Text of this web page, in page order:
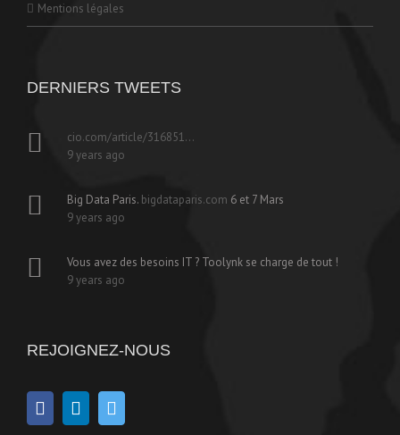
Mentions légales
DERNIERS TWEETS
cio.com/article/316851…
9 years ago
Big Data Paris. bigdataparis.com 6 et 7 Mars
9 years ago
Vous avez des besoins IT ? Toolynk se charge de tout !
9 years ago
REJOIGNEZ-NOUS